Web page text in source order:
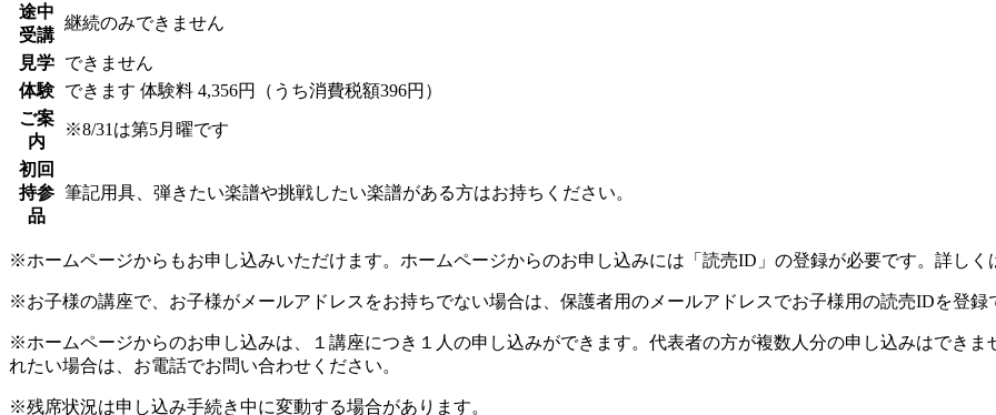
途中
受講
継続のみできません
見学
できません
体験
できます 体験料 4,356円（うち消費税額396円）
ご案
内
※8/31は第5月曜です
初回
持参
品
筆記用具、弾きたい楽譜や挑戦したい楽譜がある方はお持ちください。
※ホームページからもお申し込みいただけます。ホームページからのお申し込みには「読売ID」の登録が必要です。詳しく
※お子様の講座で、お子様がメールアドレスをお持ちでない場合は、保護者用のメールアドレスでお子様用の読売IDを登録
※ホームページからのお申し込みは、１講座につき１人の申し込みができます。代表者の方が複数人分の申し込みはでき
れたい場合は、お電話でお問い合わせください。
※残席状況は申し込み手続き中に変動する場合があります。